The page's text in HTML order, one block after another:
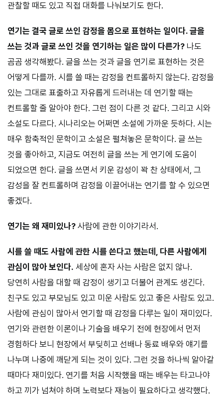
관찰할 때도 있고 직접 대화를 나눠보기도 한다.
연기는 결국 글로 쓰인 감정을 몸으로 표현하는 일이다. 글을
쓰는 것과 글로 쓰인 것을 연기하는 일은 많이 다른가? 나도
곰곰 생각해봤다. 글을 쓰는 것과 글을 연기로 표현하는 것은
어떻게 다를까. 시를 쓸 때는 감정을 컨트롤하지 않는다. 감정을
있는 그대로 표출하고 자유롭게 드러내는 데 연기할 때는
컨트롤할 줄 알아야 한다. 그런 점이 다른 것 같다. 그리고 시와
소설도 다르다. 시나리오는 어쩌면 소설에 가까운 듯하다. 시는
매우 함축적인 문학이고 소설은 펼쳐놓은 문학이다. 글 쓰는
것을 좋아하고, 지금도 여전히 글을 쓰는 게 연기에 도움이
되었으면 한다. 글을 쓰면서 키운 감성이 꽉 찬 상태에서, 그
감성을 잘 컨트롤하며 감정을 이끌어내는 연기를 할 수 있으면
좋겠다.
연기는 왜 재미있나? 사람에 관한 이야기라서.
시를 쓸 때도 사람에 관한 시를 쓴다고 했는데, 다른 사람에게
관심이 많아 보인다. 세상에 혼자 사는 사람은 없지 않나.
당연히 사람을 대할 때 감정이 생기고 더불어 관계도 생긴다.
친구도 있고 부모님도 있고 미운 사람도 있고 좋은 사람도 있고.
사람에 관심이 많아서 연기할 때 감정을 다루는 일이 재미있다.
연기와 관련한 이론이나 기술을 배우기 전에 현장에서 먼저
경험하다 보니 현장에서 부딪히고 선배나 동료 배우와 얘기를
나누며 나중에 깨닫게 되는 것이 있다. 그런 것을 하나씩 알아갈
때마다 재미있다. 연기를 처음 시작했을 때는 배우는 타고나야
하고 끼가 넘쳐야 하며 노력보다 재능이 필요하다고 생각했다.